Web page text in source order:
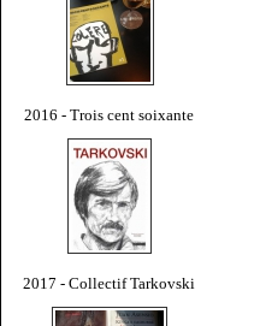
2016 - Trois cent soixante
2017 - Collectif Tarkovski